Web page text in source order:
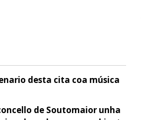
desta cita coa música
de Soutomaior unha